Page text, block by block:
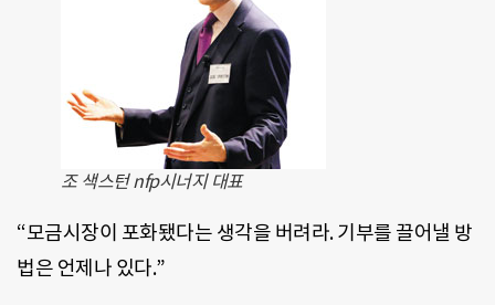
조 색스턴 nfp시너지 대표
“모금시장이 포화됐다는 생각을 버려라. 기부를 끌어낼 방
법은 언제나 있다.”